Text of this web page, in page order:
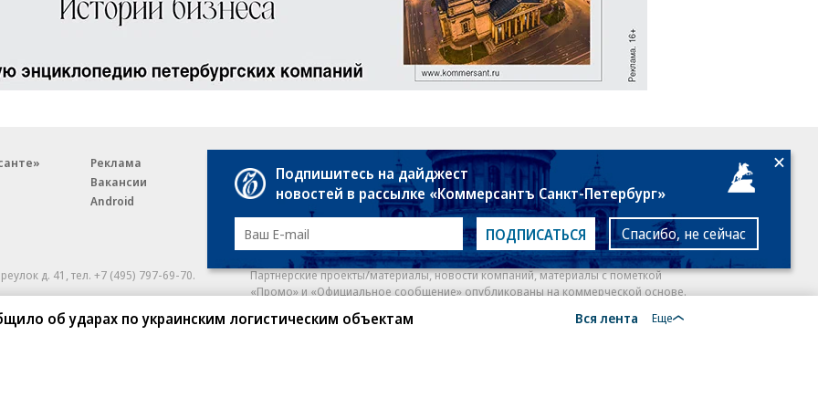
об ударах по украинским логистическим объектам Вся лента Еще
Реклама
Вакансии
Android
Правовая информация
E-mail рассылки
д. 41,тел. +7 (495) 797-69-70.
kommersant.ru) зарегистрировано
технологий
Партнерские проекты/материалы, новости компаний, материалы с пометкой
«Промо» и «Официальное сообщение» опубликованы на коммерческой основе.
На kommersant.ru применяются рекомендательные технологии. Подробнее
Подпишитесь на дайджест
новостей в рассылке «Коммерсантъ Санкт-Петербург»
ПОДПИСАТЬСЯ Спасибо, не сейчас